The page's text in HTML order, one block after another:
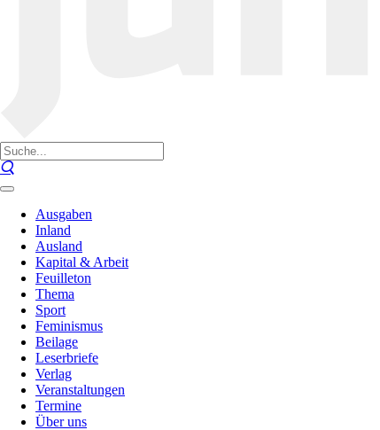
Ausgaben
Inland
Ausland
Kapital & Arbeit
Feuilleton
Thema
Sport
Feminismus
Beilage
Leserbriefe
Verlag
Veranstaltungen
Termine
Über uns